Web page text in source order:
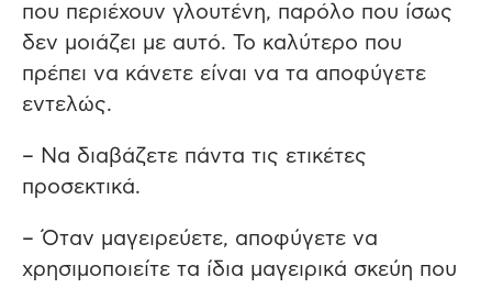
που περιέχουν γλουτένη, παρόλο που ίσως
δεν μοιάζει με αυτό. Το καλύτερο που
πρέπει να κάνετε είναι να τα αποφύγετε
εντελώς.
– Να διαβάζετε πάντα τις ετικέτες
προσεκτικά.
– Όταν μαγειρεύετε, αποφύγετε να
χρησιμοποιείτε τα ίδια μαγειρικά σκεύη που